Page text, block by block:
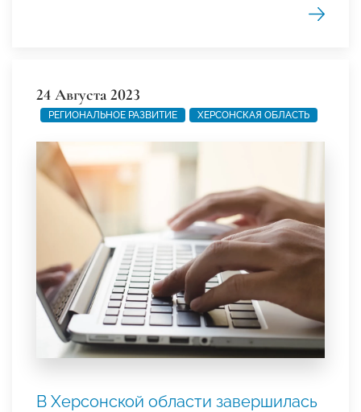
24 Августа 2023
РЕГИОНАЛЬНОЕ РАЗВИТИЕ ХЕРСОНСКАЯ ОБЛАСТЬ
В Херсонской области завершилась